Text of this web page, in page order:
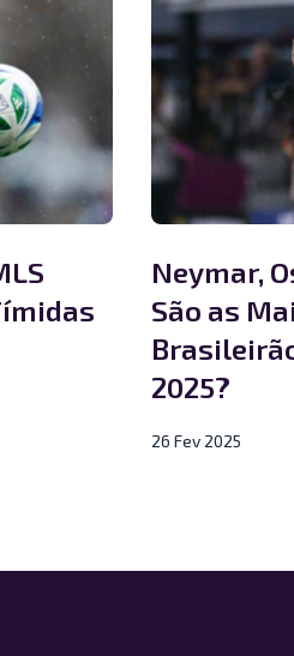
Neymar,
São as
2025?
26 Fev 2025